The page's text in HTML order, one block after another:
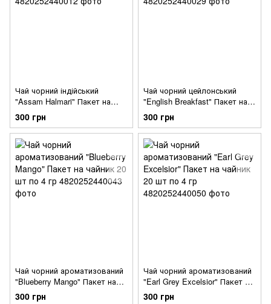
Чай чорний індійський
"Assam Halmari" Пакет на
чайник 20 шт по 4 гр
300 грн
Чай чорний цейлонський
"English Breakfast" Пакет на
чайник 20 шт по 4 гр
300 грн
Чай чорний ароматизований
"Blueberry Mango" Пакет на
чайник 20 шт по 4 гр
300 грн
Чай чорний ароматизований
"Earl Grey Excelsior" Пакет на
чайник 20 шт по 4 гр
300 грн